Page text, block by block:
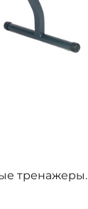
тренажеры.